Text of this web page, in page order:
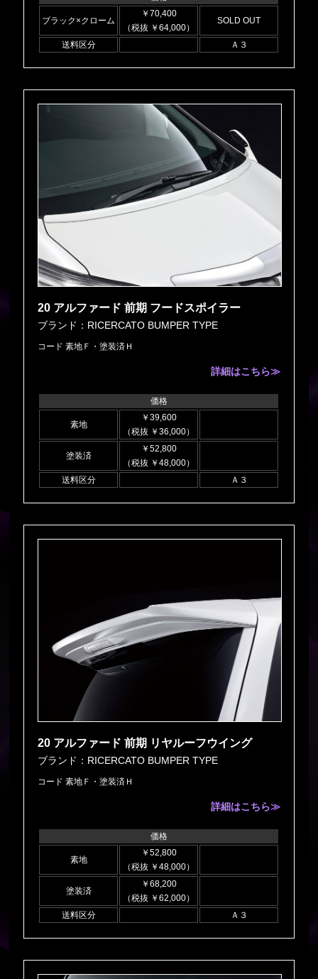
ブラック×クローム
￥70,400
（税抜 ￥64,000）
SOLD OUT
送料区分 Ａ３
20 アルファード 前期 フードスポイラー
ブランド：RICERCATO BUMPER TYPE
コード 素地Ｆ・塗装済Ｈ
詳細はこちら≫
価格
素地
￥39,600
（税抜 ￥36,000）
塗装済
￥52,800
（税抜 ￥48,000）
送料区分
Ａ３
20 アルファード 前期 リヤルーフウイング
ブランド：RICERCATO BUMPER TYPE
コード 素地Ｆ・塗装済Ｈ
詳細はこちら≫
価格
素地
￥52,800
（税抜 ￥48,000）
塗装済
￥68,200
（税抜 ￥62,000）
送料区分
Ａ３